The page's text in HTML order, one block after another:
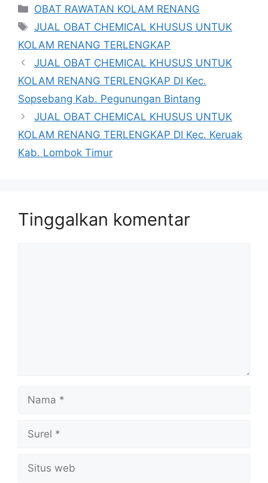
Kategori
OBAT RAWATAN KOLAM RENANG
Tag
JUAL OBAT CHEMICAL KHUSUS UNTUK
KOLAM RENANG TERLENGKAP
JUAL OBAT CHEMICAL KHUSUS UNTUK
KOLAM RENANG TERLENGKAP DI Kec.
Sopsebang Kab. Pegunungan Bintang
JUAL OBAT CHEMICAL KHUSUS UNTUK
KOLAM RENANG TERLENGKAP DI Kec. Keruak
Kab. Lombok Timur
Tinggalkan komentar
Nama
Surel
Situs
web